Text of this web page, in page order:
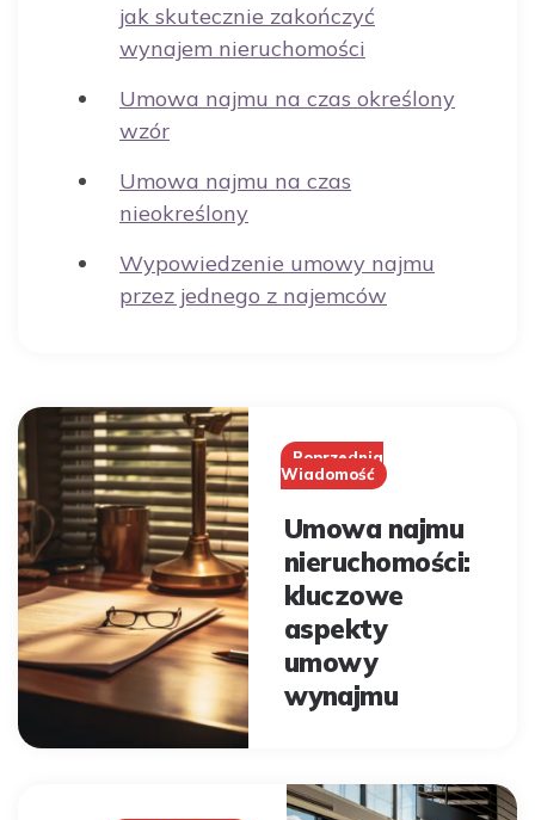
jak skutecznie zakończyć
wynajem nieruchomości
Umowa najmu na czas określony
wzór
Umowa najmu na czas
nieokreślony
Wypowiedzenie umowy najmu
przez jednego z najemców
Post
navigation
Poprzednia
Wiadomość
Umowa najmu
nieruchomości:
kluczowe
aspekty
umowy
wynajmu